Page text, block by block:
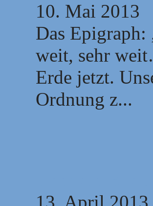
10. Mai 2013
Das Epigraph:
weit, sehr
Erde jetzt.
Ordnung z...